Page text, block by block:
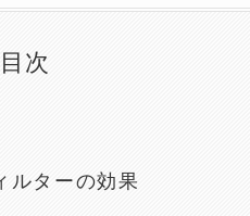
目次
ルターの効果